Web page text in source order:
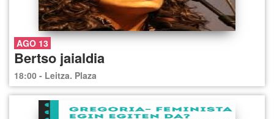
AGO 13
Bertso jaialdia
18:00 - Leitza. Plaza